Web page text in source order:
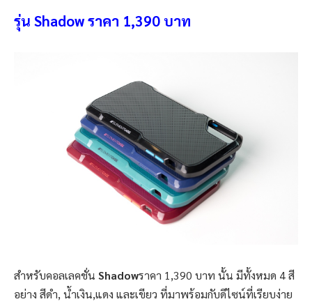
รุ่น Shadow ราคา 1,390 บาท
สำหรับคอลเลคชั่น Shadowราคา 1,390 บาท นั้น มีทั้งหมด 4 สี
อย่าง สีดำ, น้ำเงิน,แดง และเขียว ที่มาพร้อมกับดีไซน์ที่เรียบง่าย